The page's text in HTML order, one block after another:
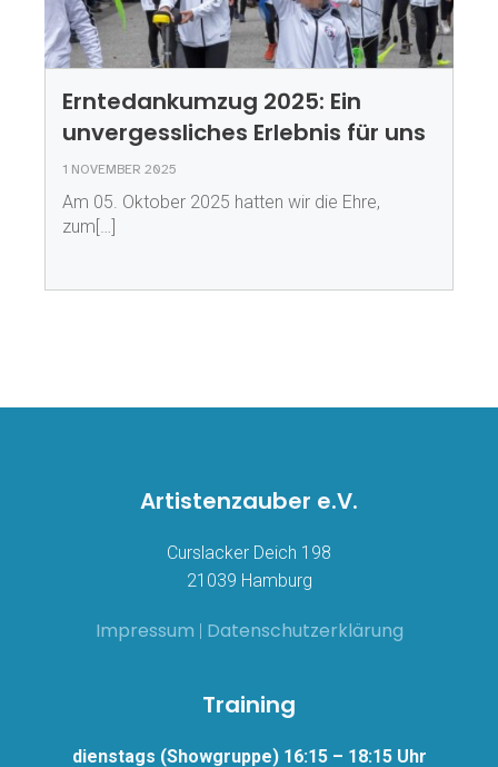
Erntedankumzug 2025: Ein
unvergessliches Erlebnis für uns
1 NOVEMBER 2025
Am 05. Oktober 2025 hatten wir die Ehre,
zum[…]
Artistenzauber e.V.
Curslacker Deich 198
21039 Hamburg
Impressum | Datenschutzerklärung
Training
dienstags (Showgruppe) 16:15 – 18:15 Uhr